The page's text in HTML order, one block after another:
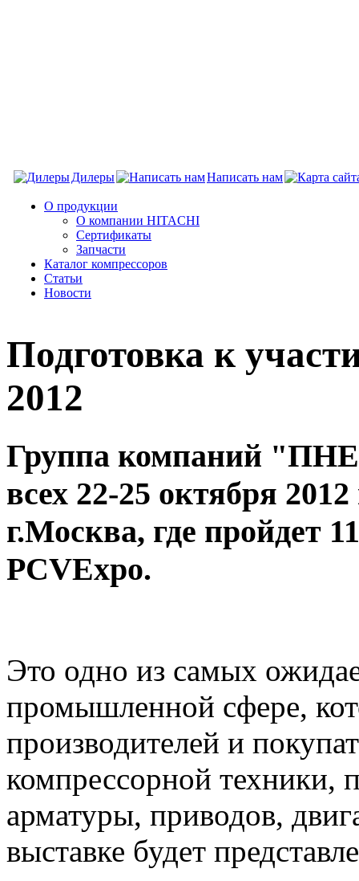
Дилеры Написать нам
О продукции
О компании HITACHI
Сертификаты
Запчасти
Каталог компрессоров
Статьи
Новости
Подготовка к
2012
Группа компаний
всех 22-25 октября
г.Москва, где пройдет
PCVExpo.
Это одно из самых
промышленной сфере,
производителей и
компрессорной техники,
арматуры, приводов,
выставке будет